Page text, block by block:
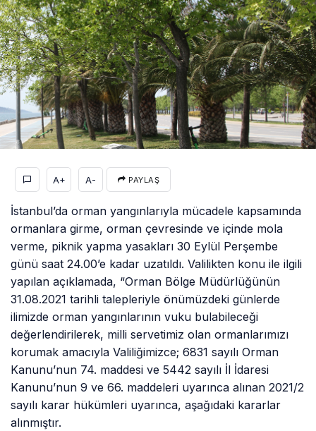
A+ A- PAYLAŞ
İstanbul’da orman yangınlarıyla mücadele kapsamında
ormanlara girme, orman çevresinde ve içinde mola
verme, piknik yapma yasakları 30 Eylül Perşembe
günü saat 24.00’e kadar uzatıldı. Valilikten konu ile ilgili
yapılan açıklamada, “Orman Bölge Müdürlüğünün
31.08.2021 tarihli talepleriyle önümüzdeki günlerde
ilimizde orman yangınlarının vuku bulabileceği
değerlendirilerek, milli servetimiz olan ormanlarımızı
korumak amacıyla Valiliğimizce; 6831 sayılı Orman
Kanunu’nun 74. maddesi ve 5442 sayılı İl İdaresi
Kanunu’nun 9 ve 66. maddeleri uyarınca alınan 2021/2
sayılı karar hükümleri uyarınca, aşağıdaki kararlar
alınmıştır.